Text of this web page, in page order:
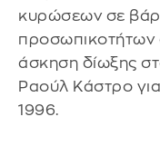
κυρώσεων σε
προσωπικοτήτων
άσκηση δίωξης
Ραούλ Κάστρο
1996.